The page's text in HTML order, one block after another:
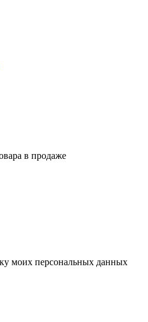
в продаже
моих персональных данных